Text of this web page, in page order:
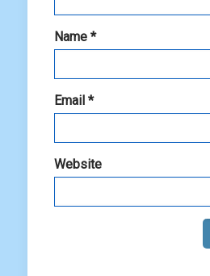
Name *
Email *
Website